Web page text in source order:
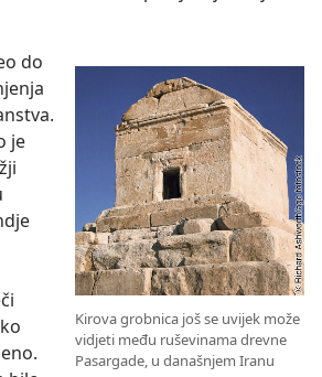
Kirova grobnica još se uvijek može
vidjeti među ruševinama drevne
Pasargade, u današnjem Iranu
do
je